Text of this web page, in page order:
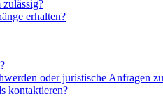
erhalten?
oder juristische Anfragen
kontaktieren?